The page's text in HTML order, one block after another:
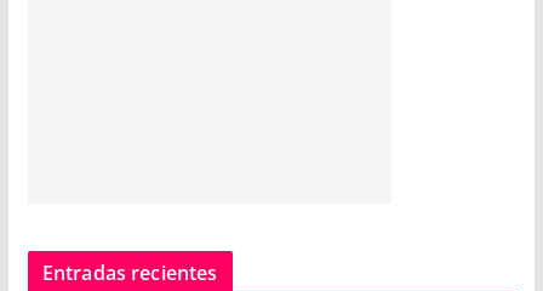
Entradas recientes